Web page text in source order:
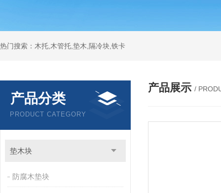
热门搜索：木托,木管托,垫木,隔冷块,铁卡
产品分类
PRODUCT CATEGORY
垫木块
防腐木垫块
产品展示 /